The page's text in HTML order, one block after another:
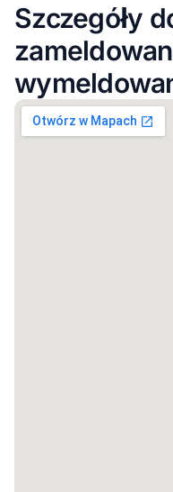
Szczegóły